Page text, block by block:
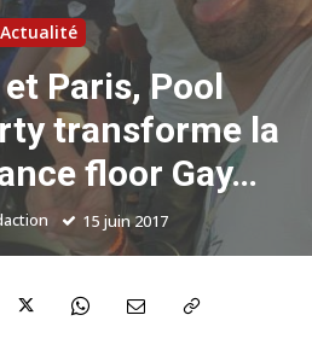
Actualité
Paris, Pool
transforme la
floor Gay…
15 juin 2017